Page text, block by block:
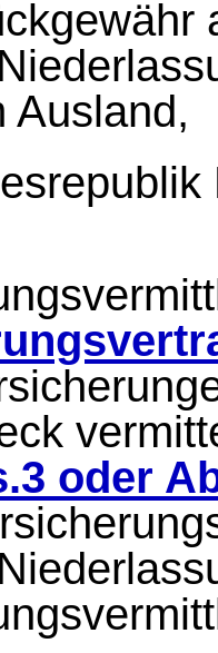
Ausland,
oder